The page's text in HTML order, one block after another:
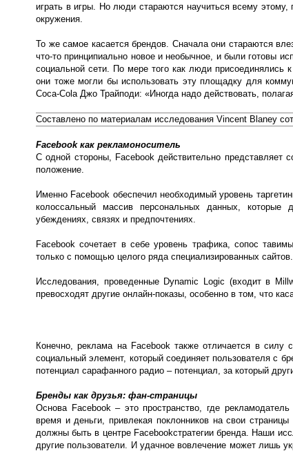
играть в игры. Но люди стараются научиться всему
окружения.
То же самое касается брендов. Сначала они стараются
что-то принципиально новое и необычное, и были готовы
социальной сети. По мере того как люди
они тоже могли бы использовать эту площадку для
Coca-Cola Джо Трайподи: «Иногда надо действовать,
Составлено по материалам исследования Vincent Blaney
Facebook как рекламоноситель
С одной стороны, Facebook действительно представляет
положение.
Именно Facebook обеспечил необходимый уровень
колоссальный массив персональных данных, которые
убеждениях, связях и предпочтениях.
Facebook сочетает в себе уровень трафика, сопос
только с помощью целого ряда специализированных сайтов.
Исследования, проведенные Dynamic Logic (входит в
превосходят другие онлайн-показы, особенно в том, что
Конечно, реклама на Facebook также отличается в силу
социальный элемент, который соединяет пользователя с
потенциал сарафанного радио – потенциал, за который
Бренды как друзья: фан-страницы
Основа Facebook – это пространство, где
время и деньги, привлекая поклонников на свои
должны быть в центре Facebookстратегии бренда. Наши
другие пользователи. И удачное вовлечение может лишь